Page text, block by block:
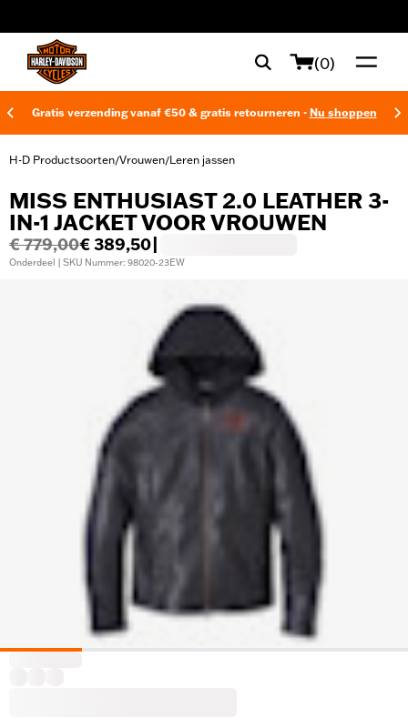
(0)
Gratis verzending vanaf €50 & gratis retourneren - Nu shoppen
H-D Productsoorten/Vrouwen/Leren jassen
MISS ENTHUSIAST 2.0 LEATHER 3-
IN-1 JACKET VOOR VROUWEN
€ 779,00€ 389,50
Onderdeel | SKU Nummer: 98020-23EW